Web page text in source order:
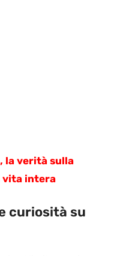
la verità sulla
vita intera
curiosità su